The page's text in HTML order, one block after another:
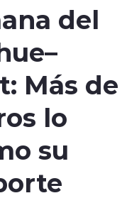
del
Más de
lo
su